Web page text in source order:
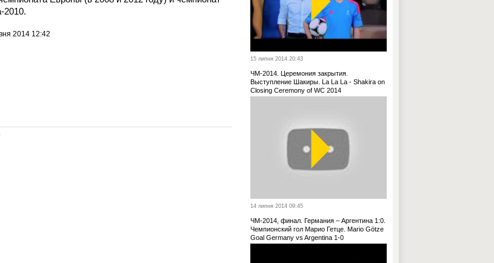
2010.
2014 12:42
15 липня 2014 20:43
ЧМ-2014. Церемония закрытия.
Выступление Шакиры. La La La - Shakira on
Closing Ceremony of WC 2014
14 липня 2014 09:45
ЧМ-2014, финал. Германия – Аргентина 1:0.
Чемпионский гол Марио Гетце. Mario Götze
Goal Germany vs Argentina 1-0